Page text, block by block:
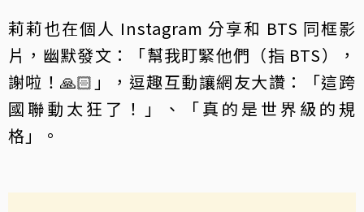
莉莉也在個人 Instagram 分享和 BTS 同框影
片，幽默發文：「幫我盯緊他們（指 BTS），
謝啦！🙏🏻」，逗趣互動讓網友大讚：「這跨
國聯動太狂了！」、「真的是世界級的規
格」。